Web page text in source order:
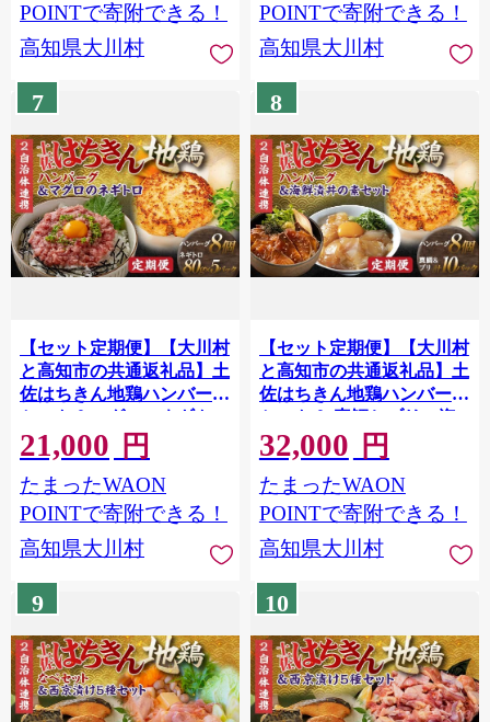
POINTで寄附できる！
高知県大川村
POINTで寄附できる！
高知県大川村
7
【セット定期便】【大川村
と高知市の共通返礼品】土
佐はちきん地鶏ハンバーグ
セット＆マグロのネギトロ
地鶏 鶏肉 とり肉 肉 まぐろ
海鮮 高知県 大川村 F6R-
111
21,000 円
たまったWAON
POINTで寄附できる！
高知県大川村
8
【セット定期便】【大川村
と高知市の共通返礼品】土
佐はちきん地鶏ハンバーグ
セット＆ 真鯛とブリの海
鮮漬丼の素セット 地鶏 鶏
肉 とり肉 肉 タイ ぶり 海
鮮 高知県 大川村 F6R-108
32,000 円
たまったWAON
POINTで寄附できる！
高知県大川村
9 10